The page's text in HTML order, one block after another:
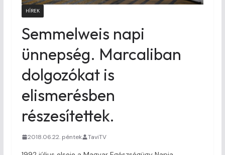
HÍREK
Semmelweis napi
ünnepség. Marcaliban
dolgozókat is
elismerésben
részesítettek.
2018.06.22. péntek TaviTV